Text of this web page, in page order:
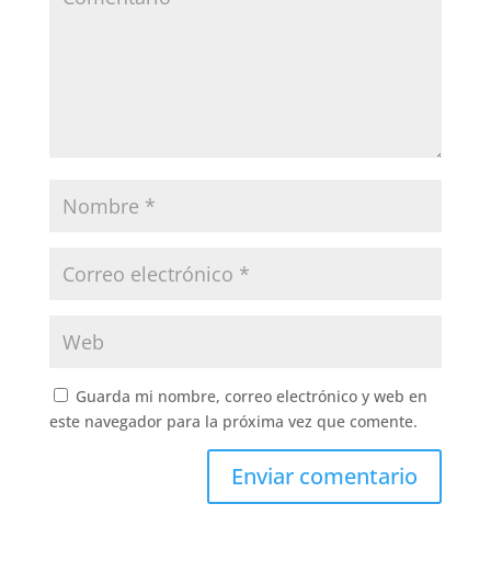
Guarda mi nombre, correo electrónico y web en
este navegador para la próxima vez que comente.